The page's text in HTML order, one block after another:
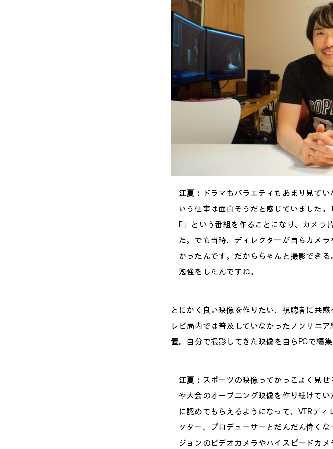
江夏：
ドラマもバラエティもあまり見て
いう仕事は面白そうだと感じていました
E」という番組を作ることになり、カメラ
た。でも当時、ディレクターが自らカメ
かったんです。だからちゃんと撮影でき
勉強をしたんですね。
とにかく良い映像を作りたい、視聴者に共
レビ局内では普及していなかったノンリニ
置。自分で撮影してきた映像を自らPCで編集
江夏： スポーツの映像ってかっこよく見
や大会のオープニング映像を作り続けて
に認めてもらえるようになって、VTRデ
クター、プロデューサーとだんだん偉く
ジョンのビデオカメラやハイスピードカ